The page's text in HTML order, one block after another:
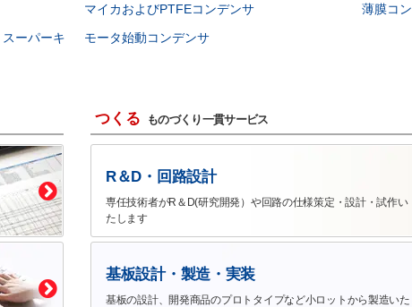
マイカおよびPTFEコンデンサ
薄膜コ
ーパーキ
モータ始動コンデンサ
つくる ものづくり一貫サービス
R＆D・回路設計
専任技術者がR＆D(研究開発）や回路の仕様策定・設計・試作い
たします
基板設計・製造・実装
基板の設計、開発商品のプロトタイプなど小ロットから製造いた